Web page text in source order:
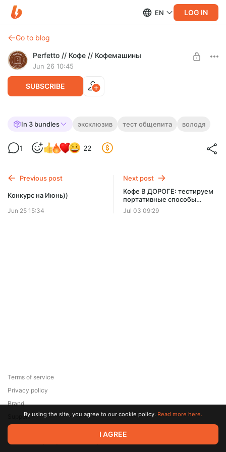
EN LOG IN
Go to blog
Perfetto // Кофе // Кофемашины
Jun 26 10:45
SUBSCRIBE
Закупились кофе и едой в Пятерочке.
Мы не хотели, но нас заставили пойти в Пятерочку. Что нас
Дебютант
In 3 bundles эксклюзив тест общепита володя
1 22
Previous post
Конкурс на Июнь))
Jun 25 15:34
Next post
Кофе В ДОРОГЕ: тестируем
портативные способы
приготовления. Часть 3
Jul 03 09:29
© 2026 Zaya Solutions Limited. All rights reserved. All trademarks
are the property of their respective owners.
Terms of service
Privacy policy
Brand
SupportBy using the site, you agree to our cookie policy. Read more here.
I AGREE